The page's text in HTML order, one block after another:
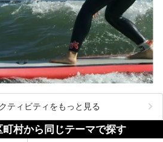
ティビティをもっと見る
村から同じテーマで探す